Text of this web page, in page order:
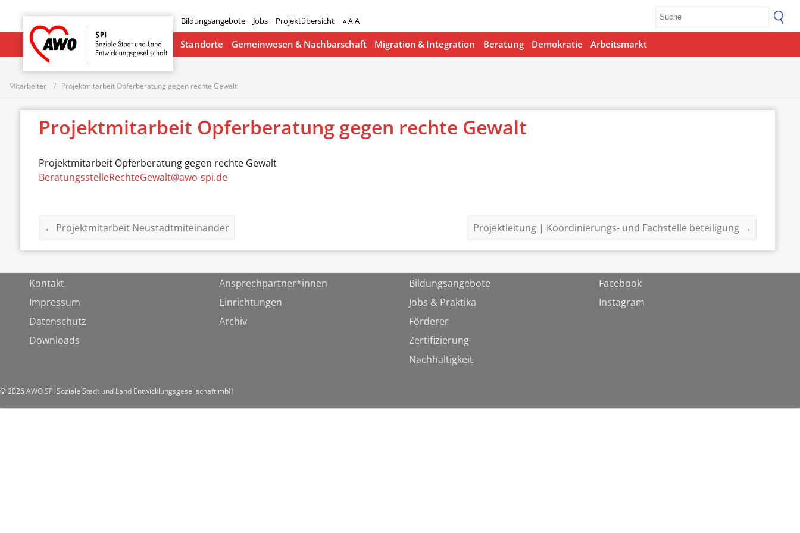
Bildungsangebote Jobs Projektübersicht A AA
Startseite
Standorte Gemeinwesen & Nachbarschaft Migration & Integration Beratung Demokratie Arbeitsmarkt
Mitarbeiter Projektmitarbeit Opferberatung gegen rechte Gewalt
Projektmitarbeit Opferberatung gegen rechte Gewalt
Projektmitarbeit Opferberatung gegen rechte Gewalt
BeratungsstelleRechteGewalt@awo-spi.de
← Projektmitarbeit Neustadtmiteinander Projektleitung | Koordinierungs- und Fachstelle beteiligung →
Kontakt
Impressum
Datenschutz
Downloads
Ansprechpartner*innen
Einrichtungen
Archiv
Bildungsangebote
Jobs & Praktika
Förderer
Zertifizierung
Nachhaltigkeit
Facebook
Instagram
© 2026AWO SPI Soziale Stadt und Land Entwicklungsgesellschaft mbH